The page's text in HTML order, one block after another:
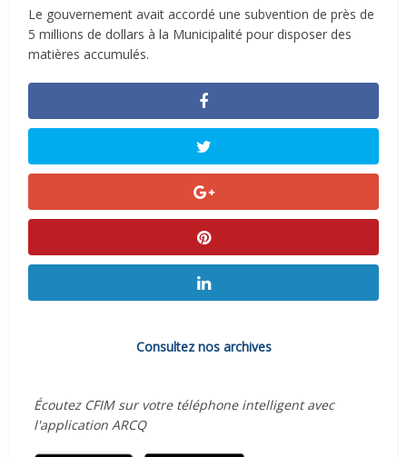
Le gouvernement avait accordé une subvention de près de
5 millions de dollars à la Municipalité pour disposer des
matières accumulés.
Consultez nos archives
Écoutez CFIM sur votre téléphone intelligent avec
l'application ARCQ